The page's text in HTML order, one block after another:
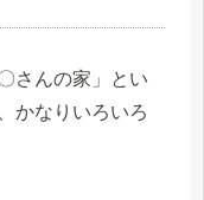
さんの家」とい
かなりいろいろ